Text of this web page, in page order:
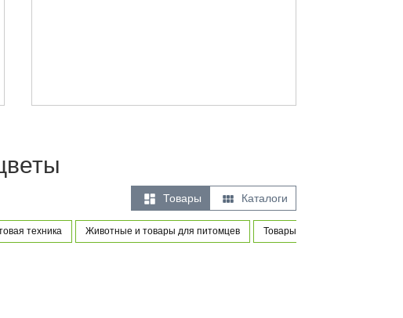
 Товары  Каталоги
техника Животные и товары для питомцев Товары для новорожденных и